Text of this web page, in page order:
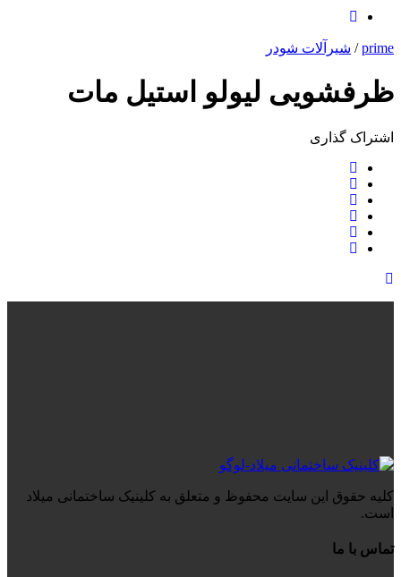
prime
/ شیرآلات شودر
ظرفشویی لیولو استیل مات
اشتراک ‌گذاری
کلیه حقوق این سایت محفوظ و متعلق به کلینیک ساختمانی میلاد
است.
تماس با ما